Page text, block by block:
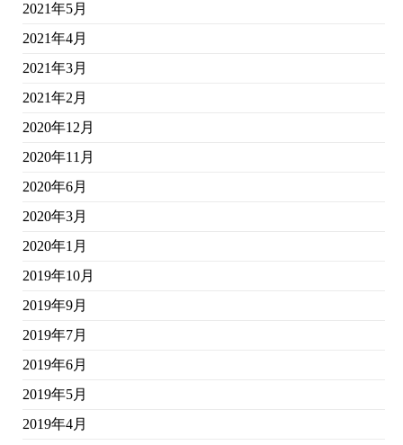
2021年5月
2021年4月
2021年3月
2021年2月
2020年12月
2020年11月
2020年6月
2020年3月
2020年1月
2019年10月
2019年9月
2019年7月
2019年6月
2019年5月
2019年4月